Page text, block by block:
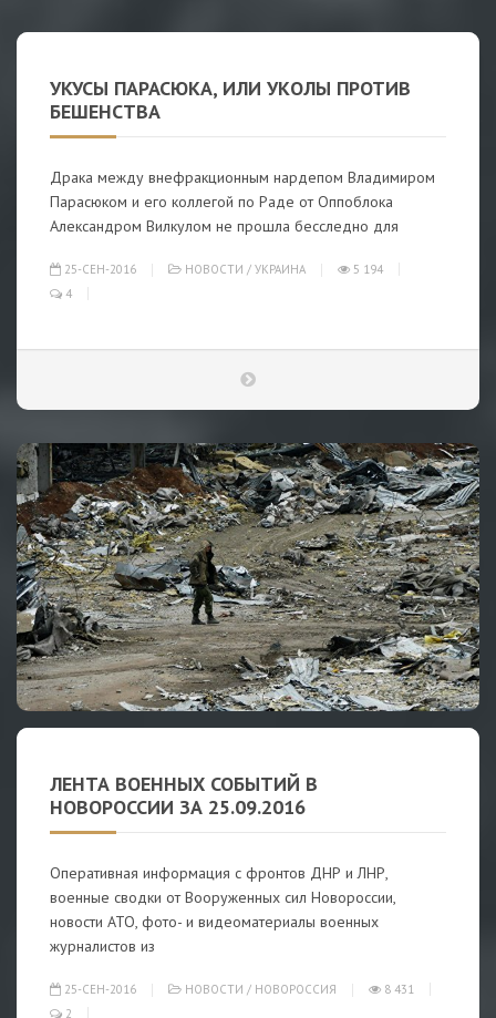
УКУСЫ ПАРАСЮКА, ИЛИ УКОЛЫ ПРОТИВ
БЕШЕНСТВА
Драка между внефракционным нардепом Владимиром
Парасюком и его коллегой по Раде от Оппоблока
Александром Вилкулом не прошла бесследно для
25-СЕН-2016 НОВОСТИ / УКРАИНА
5 194
4
ЛЕНТА ВОЕННЫХ СОБЫТИЙ В
НОВОРОССИИ ЗА 25.09.2016
Оперативная информация с фронтов ДНР и ЛНР,
военные сводки от Вооруженных сил Новороссии,
новости АТО, фото- и видеоматериалы военных
журналистов из
25-СЕН-2016 НОВОСТИ / НОВОРОССИЯ
8 431
2